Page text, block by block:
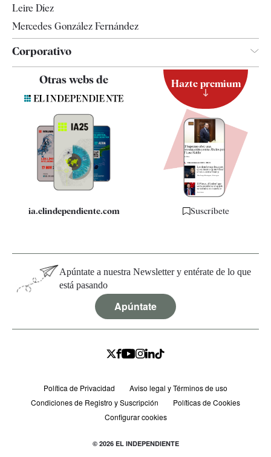
Leire Díez
Mercedes González Fernández
Corporativo
Quiénes somos
Especificaciones
Otras webs de
ia.elindependiente.com
Hazte premium
Suscríbete
Apúntate a nuestra Newsletter y entérate de lo que
está pasando
Apúntate
Política de Privacidad
Aviso legal y Términos de uso
Condiciones de Registro y Suscripción
Políticas de Cookies
Configurar cookies
© 2026 EL INDEPENDIENTE